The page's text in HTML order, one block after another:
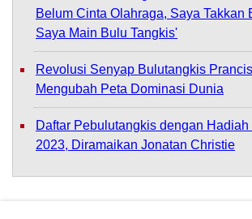
Belum Cinta Olahraga, Saya Takkan
Saya Main Bulu Tangkis'
Revolusi Senyap Bulutangkis
Mengubah Peta Dominasi Dunia
Daftar Pebulutangkis dengan Hadiah
2023, Diramaikan Jonatan Christie